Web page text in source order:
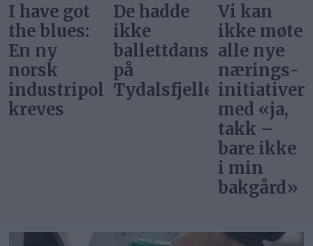
De hadde
ikke
ballettdansere
på
Tydalsfjellet
Vi kan
ikke møte
alle nye
nærings­
initiativer
Svar på
«Gi alle
barn en
rettferdig
start»